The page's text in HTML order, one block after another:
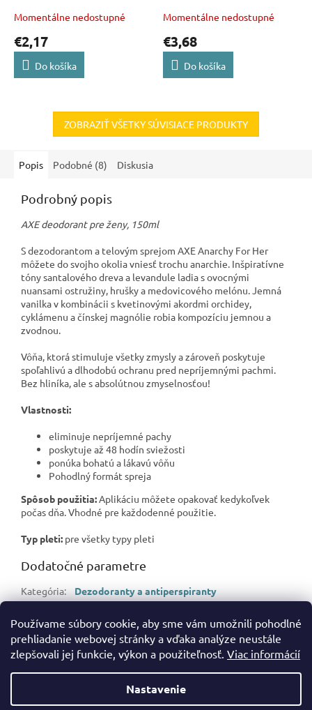
Používame súbory cookie, aby sme vám umožnili pohodlné
prehliadanie webovej stránky a vďaka analýze neustále
zlepšovali jej funkcie, výkon a použiteľnosť. Viac informácií
Nastavenie
Momentálne nedostupné
€2,17
Do košíka
Momentálne nedostupné
€3,68
Do košíka
ZOBRAZIŤ VŠETKY SÚVISIACE PRODUKTY
Popis Podobné (8) Diskusia
Podrobný popis
AXE deodorant pre ženy, 150ml
S dezodorantom a telovým sprejom AXE Anarchy For Her
môžete do svojho okolia vniesť trochu anarchie. Inšpiratívne
tóny santalového dreva a levandule ladia s ovocnými
nuansami ostružiny, hrušky a medovicového melónu. Jemná
vanilka v kombinácii s kvetinovými akordmi orchidey,
cyklámenu a čínskej magnólie robia kompozíciu jemnou a
zvodnou.
Vôňa, ktorá stimuluje všetky zmysly a zároveň poskytuje
spoľahlivú a dlhodobú ochranu pred nepríjemnými pachmi.
Bez hliníka, ale s absolútnou zmyselnosťou!
Vlastnosti:
eliminuje nepríjemné pachy
poskytuje až 48 hodín sviežosti
ponúka bohatú a lákavú vôňu
Pohodlný formát spreja
Spôsob použitia:Aplikáciu môžete opakovať kedykoľvek
počas dňa. Vhodné pre každodenné použitie.
Typ pleti: pre všetky typy pleti
Dodatočné parametre
Kategória:
Dezodoranty a antiperspiranty
EAN: 8720181114458
Vytvoril Shoptet